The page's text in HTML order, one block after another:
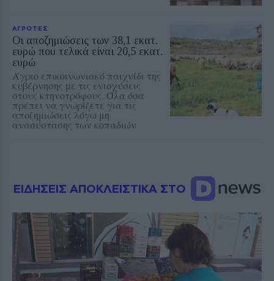
ΑΓΡΟΤΕΣ
Οι αποζημιώσεις των 38,1 εκατ.
ευρώ που τελικά είναι 20,5 εκατ.
ευρώ
Άγριο επικοινωνιακό παιχνίδι της
κυβέρνησης με τις ενισχύσεις
στους κτηνοτρόφους. Όλα όσα
πρέπει να γνωρίζετε για τις
αποζημιώσεις λόγω μη
ανασύστασης των κοπαδιών
ΕΙΔΗΣΕΙΣ ΑΠΟΚΛΕΙΣΤΙΚΑ ΣΤΟ